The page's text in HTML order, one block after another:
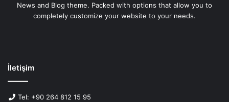
News and Blog theme. Packed with options that allow you to
completely customize your website to your needs.
İletişim
Tel: +90 264 812 15 95